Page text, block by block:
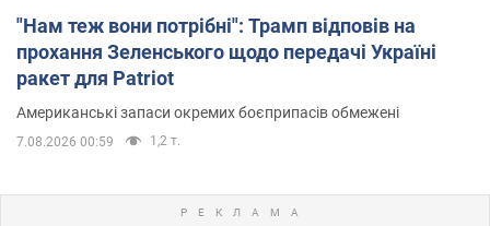
"Нам теж вони потрібні": Трамп відповів на
прохання Зеленського щодо передачі Україні
ракет для Patriot
Американські запаси окремих боєприпасів обмежені
7.08.2026 00:59 1,2 т.